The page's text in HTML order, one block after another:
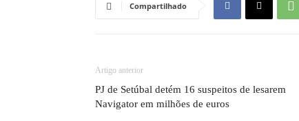
Compartilhado
Artigo anterior
PJ de Setúbal detém 16 suspeitos de lesarem
Navigator em milhões de euros